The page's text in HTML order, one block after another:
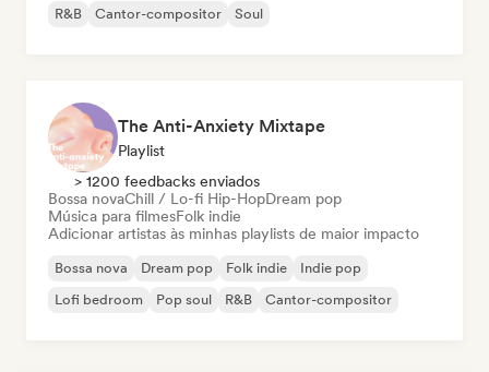
R&B
Cantor-compositor Soul
The Anti-Anxiety Mixtape
Playlist
> 1200 feedbacks enviados
Bossa novaChill / Lo-fi Hip-HopDream pop
Música para filmesFolk indie
Adicionar artistas às minhas playlists de maior impacto
Bossa nova Dream pop Folk indie
Indie pop
Lofi bedroom
Pop soul R&B Cantor-compositor